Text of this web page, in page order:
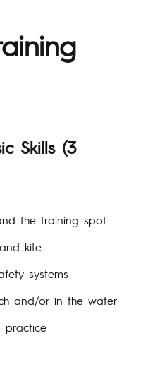
Skills(3
the training spot
kite
systems
and/or in the water
practice